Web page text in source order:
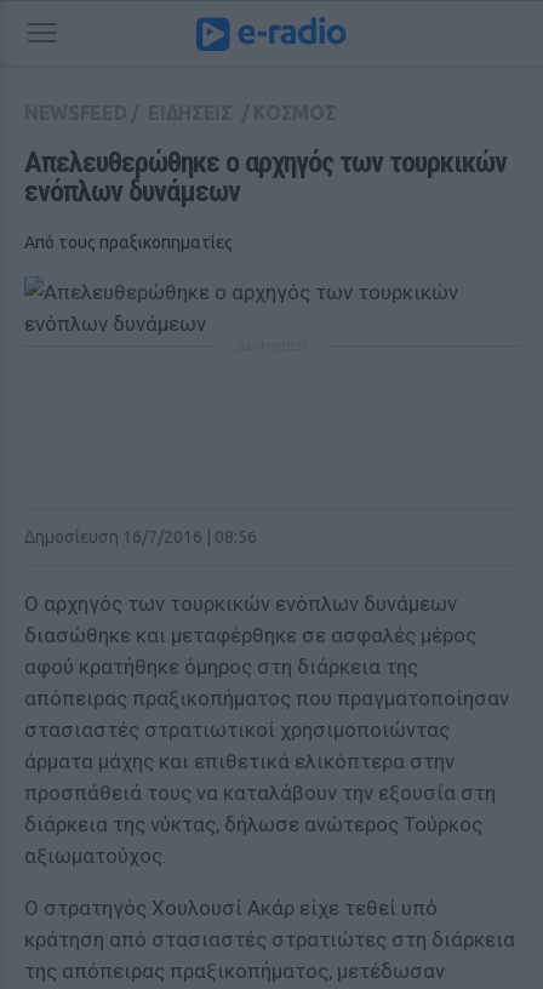
Απελευθερώθηκε ο αρχηγός των τουρκικών
ενόπλων δυνάμεων
Από τους πραξικοπηματίες
Δημοσίευση 16/7/2016 | 08:56
Ο αρχηγός των τουρκικών ενόπλων δυνάμεων
διασώθηκε και μεταφέρθηκε σε ασφαλές μέρος
αφού κρατήθηκε όμηρος στη διάρκεια της
απόπειρας πραξικοπήματος που πραγματοποίησαν
στασιαστές στρατιωτικοί χρησιμοποιώντας
άρματα μάχης και επιθετικά ελικόπτερα στην
προσπάθειά τους να καταλάβουν την εξουσία στη
διάρκεια της νύκτας, δήλωσε ανώτερος Τούρκος
αξιωματούχος.
Ο στρατηγός Χουλουσί Ακάρ είχε τεθεί υπό
κράτηση από στασιαστές στρατιώτες στη διάρκεια
της απόπειρας πραξικοπήματος, μετέδωσαν